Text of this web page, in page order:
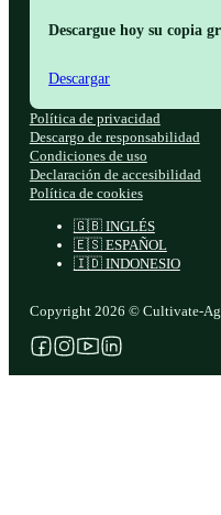
Descargue hoy su copia
Descargar
Copyright 2026 © Cultivate-
🇬🇧 INGLÉS
🇪🇸 ESPAÑOL
🇮🇩 INDONESIO
Política de privacidad
Descargo de responsabilidad
Condiciones de uso
Declaración de accesibilidad
Política de cookies
Síganos en Facebook
Síganos en Instagram
Síganos en YouTube
Síganos en X